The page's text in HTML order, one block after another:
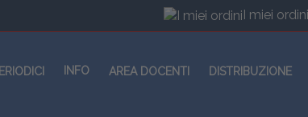
I miei ordini
INFO AREA DOCENTI DISTRIBUZIONE